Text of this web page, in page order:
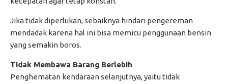
Jika tidak diperlukan, sebaiknya hindari pengereman
mendadak karena hal ini bisa memicu penggunaan bensin
yang semakin boros.
Tidak Membawa Barang Berlebih
Penghematan kendaraan selanjutnya, yaitu tidak